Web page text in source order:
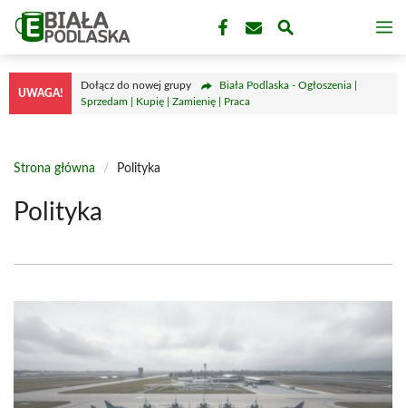
Przejdź
treści
UWAGA!
Dołącz do nowej grupy
Biała Podlaska - Ogłoszenia |
Sprzedam | Kupię | Zamienię | Praca
Strona główna / Polityka
Polityka